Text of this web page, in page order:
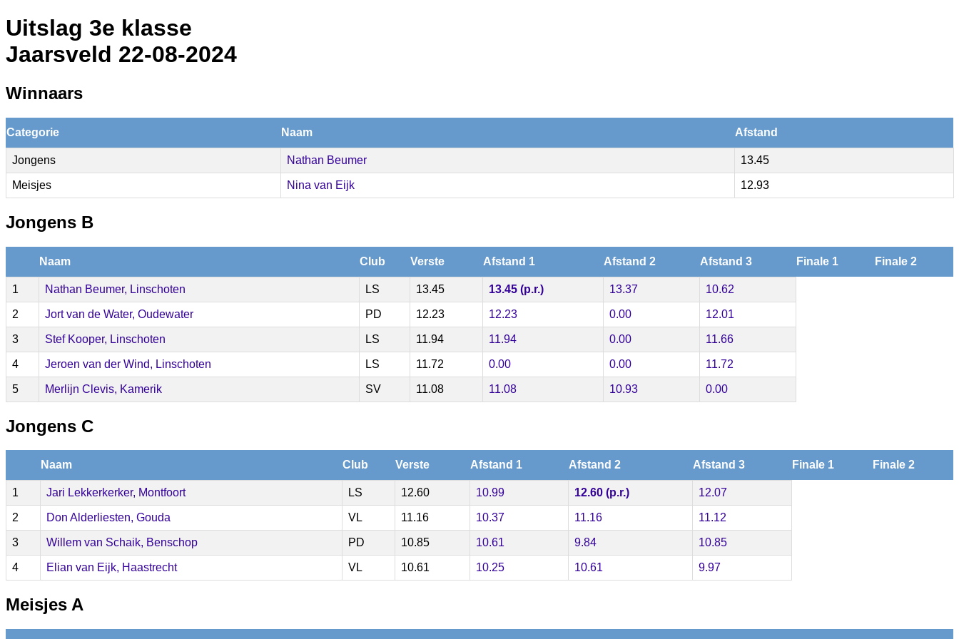
Uitslag 3e klasse
Jaarsveld 22-08-2024
Winnaars
Categorie Naam Afstand
Jongens Nathan Beumer 13.45
Meisjes Nina van Eijk 12.93
Jongens B
Naam Club Verste Afstand 1 Afstand 2 Afstand 3 Finale 1 Finale 2
1 Nathan Beumer, Linschoten LS 13.45 13.45 (p.r.) 13.37 10.62
2 Jort van de Water, Oudewater PD 12.23 12.23 0.00 12.01
3 Stef Kooper, Linschoten LS 11.94 11.94 0.00 11.66
4 Jeroen van der Wind, Linschoten LS 11.72 0.00 0.00 11.72
5 Merlijn Clevis, Kamerik SV 11.08 11.08 10.93 0.00
Jongens C
Naam Club Verste Afstand 1 Afstand 2 Afstand 3 Finale 1 Finale 2
1 Jari Lekkerkerker, Montfoort LS 12.60 10.99 12.60 (p.r.) 12.07
2 Don Alderliesten, Gouda VL 11.16 10.37 11.16 11.12
3 Willem van Schaik, Benschop PD 10.85 10.61 9.84 10.85
4 Elian van Eijk, Haastrecht VL 10.61 10.25 10.61 9.97
Meisjes A